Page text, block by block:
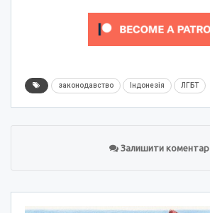
законодавство Індонезія ЛГБТ
Залишити коментар